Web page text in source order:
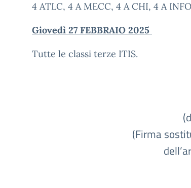
4 ATLC, 4 A MECC, 4 A CHI, 4 A INFO
Giovedì 27 FEBBRAIO 2025
Tutte le classi terze ITIS.
(Firma